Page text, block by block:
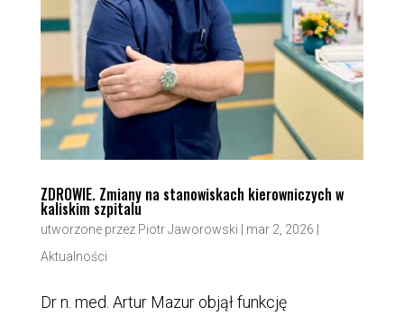
ZDROWIE. Zmiany na stanowiskach kierowniczych w
kaliskim szpitalu
utworzone przez Piotr Jaworowski mar 2, 2026
Aktualności
Dr n. med. Artur Mazur objął funkcję